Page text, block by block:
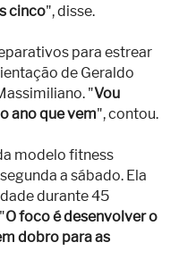
cinco", disse.
para estrear
de Geraldo
"Vou
ano que vem", contou.
modelo fitness
a sábado. Ela
durante 45
O foco é desenvolver o
dobro para as